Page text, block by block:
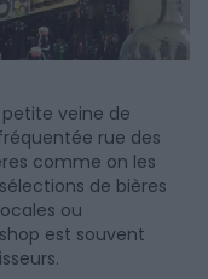
veine de
rue des
comme on les
de bières
ou
est souvent